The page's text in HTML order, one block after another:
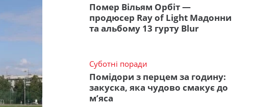
Помер Вільям Орбіт —
продюсер Ray of Light Мадонни
та альбому 13 гурту Blur
Суботні поради
Помідори з перцем за годину:
закуска, яка чудово смакує до
м’яса